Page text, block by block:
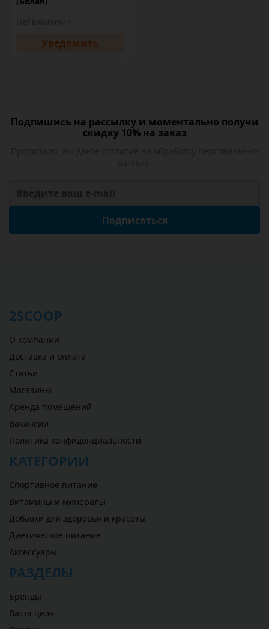
Уведомить
Подпишись на рассылку и моментально получи
скидку 10% на заказ
Подписаться
2SCOOP
О компании
Доставка и оплата
Статьи
Магазины
Аренда помещений
Вакансии
Политика конфиденциальности
КАТЕГОРИИ
Спортивное питание
Витамины и минералы
Добавки для здоровья и красоты
Диетическое питание
Аксессуары
РАЗДЕЛЫ
Бренды
Ваша цель